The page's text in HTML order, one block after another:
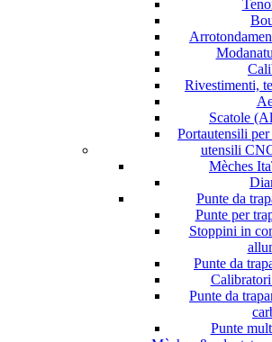
Rivestimenti,
Scatole
Portautensili
utensili
Mèches
Punte da
Punte per
Stoppini in
Punte da
Punte da
Punte